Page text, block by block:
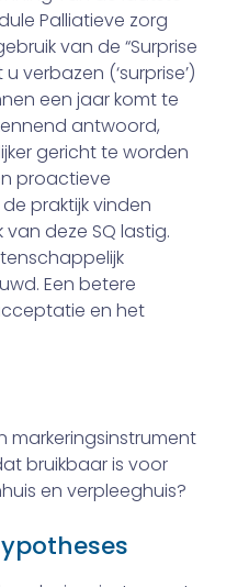
Palliatieve zorg
van de “Surprise
verbazen (‘surprise’)
een jaar komt te
antwoord,
gericht te worden
proactieve
praktijk vinden
deze SQ lastig.
Een betere
en het
markeringsinstrument
bruikbaar is voor
en verpleeghuis?